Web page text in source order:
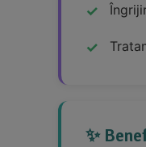
✨